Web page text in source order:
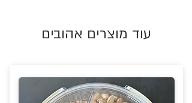
עוד מוצרים אהובים